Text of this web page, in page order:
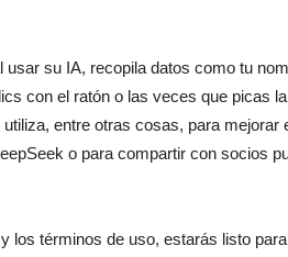
usar su IA, recopila datos como tu
con el ratón o las veces que picas
entre otras cosas, para mejorar
o para compartir con socios
los términos de uso, estarás listo